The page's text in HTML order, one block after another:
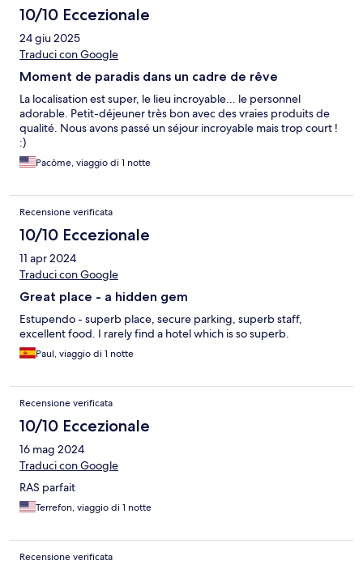
10/10 Eccezionale
24 giu 2025
Traduci con Google
Moment de paradis dans un cadre de rêve
La localisation est super, le lieu incroyable... le personnel
adorable. Petit-déjeuner très bon avec des vraies produits de
qualité. Nous avons passé un séjour incroyable mais trop court !
:)
Pacôme, viaggio di 1 notte
Recensione verificata
10/10 Eccezionale
11 apr 2024
Traduci con Google
Great place - a hidden gem
Estupendo - superb place, secure parking, superb staff,
excellent food. I rarely find a hotel which is so superb.
Paul, viaggio di 1 notte
Recensione verificata
10/10 Eccezionale
16 mag 2024
Traduci con Google
RAS parfait
Terrefon, viaggio di 1 notte
Recensione verificata